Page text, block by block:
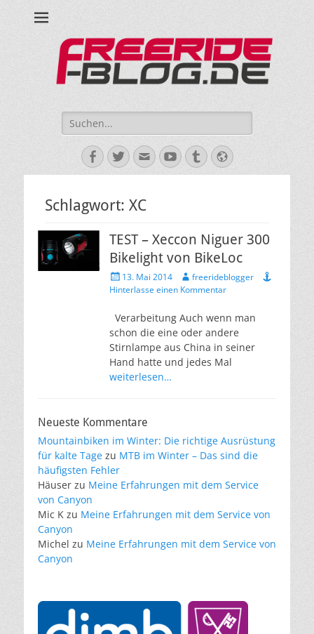
Suche
nach:
Facebook
Twitter
E-
Mail
YouTube
TumblrWebsite
Schlagwort: XC
TEST – Xeccon Niguer 300
Bikelight von BikeLoc
Veröffentlicht
am
13. Mai 2014 Autorfreerideblogger
Hinterlasse einen Kommentar
Verarbeitung Auch wenn man
schon die eine oder andere
Stirnlampe aus China in seiner
Hand hatte und jedes Mal
weiterlesen…
Neueste Kommentare
Mountainbiken im Winter: Die richtige Ausrüstung
für kalte Tage zu MTB im Winter – Das sind die
häufigsten Fehler
Häuser zu Meine Erfahrungen mit dem Service
von Canyon
Mic K zu Meine Erfahrungen mit dem Service von
Canyon
Michel zu Meine Erfahrungen mit dem Service von
Canyon